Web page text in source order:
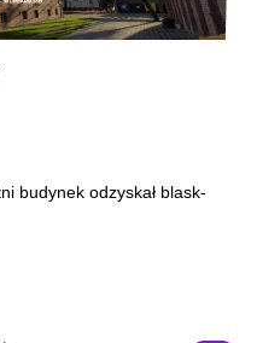
budynek odzyskał blask-